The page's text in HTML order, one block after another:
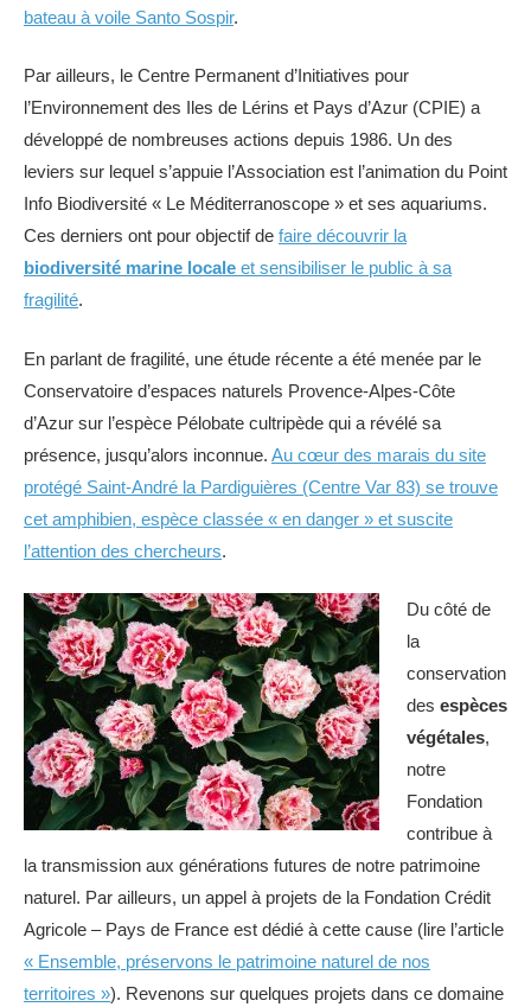
bateau à voile Santo Sospir.
Par ailleurs, le Centre Permanent d’Initiatives pour
l’Environnement des Iles de Lérins et Pays d’Azur (CPIE) a
développé de nombreuses actions depuis 1986. Un des
leviers sur lequel s’appuie l’Association est l’animation du Point
Info Biodiversité « Le Méditerranoscope » et ses aquariums.
Ces derniers ont pour objectif de faire découvrir la
biodiversité marine locale et sensibiliser le public à sa
fragilité.
En parlant de fragilité, une étude récente a été menée par le
Conservatoire d’espaces naturels Provence-Alpes-Côte
d’Azur sur l’espèce Pélobate cultripède qui a révélé sa
présence, jusqu’alors inconnue. Au cœur des marais du site
protégé Saint-André la Pardiguières (Centre Var 83) se trouve
cet amphibien, espèce classée « en danger » et suscite
l’attention des chercheurs.
Du côté de
la
conservation
des espèces
végétales,
notre
Fondation
contribue à
la transmission aux générations futures de notre patrimoine
naturel. Par ailleurs, un appel à projets de la Fondation Crédit
Agricole – Pays de France est dédié à cette cause (lire l’article
« Ensemble, préservons le patrimoine naturel de nos
territoires »). Revenons sur quelques projets dans ce domaine